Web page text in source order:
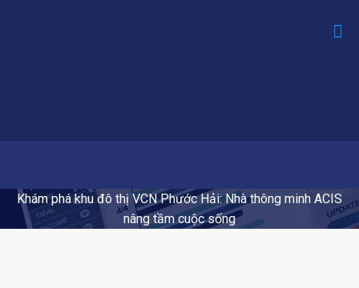
Khám phá khu đô thị VCN Phước Hải: Nhà thông minh ACIS
nâng tầm cuộc sống